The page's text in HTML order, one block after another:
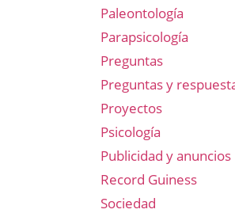
Paleontología
Parapsicología
Preguntas
Preguntas y
Proyectos
Psicología
Publicidad y anuncios
Record Guiness
Sociedad